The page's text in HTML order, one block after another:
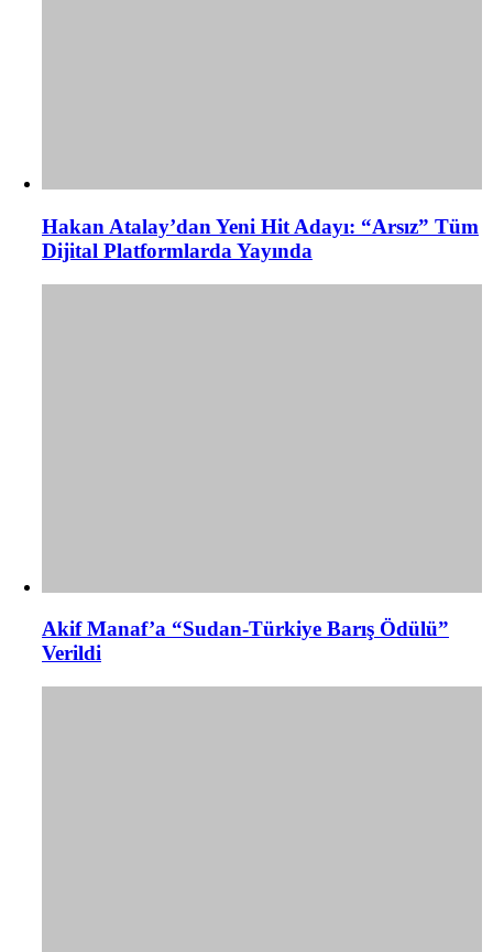
Hakan Atalay’dan Yeni Hit Adayı: “Arsız” Tüm
Dijital Platformlarda Yayında
Akif Manaf’a “Sudan-Türkiye Barış Ödülü”
Verildi